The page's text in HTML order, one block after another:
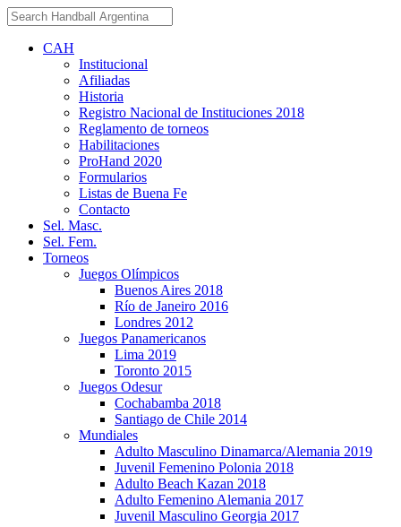
CAH
Institucional
Afiliadas
Historia
Registro Nacional de Instituciones 2018
Reglamento de torneos
Habilitaciones
ProHand 2020
Formularios
Listas de Buena Fe
Contacto
Sel. Masc.
Sel. Fem.
Torneos
Juegos Olímpicos
Buenos Aires 2018
Río de Janeiro 2016
Londres 2012
Juegos Panamericanos
Lima 2019
Toronto 2015
Juegos Odesur
Cochabamba 2018
Santiago de Chile 2014
Mundiales
Adulto Masculino Dinamarca/Alemania 2019
Juvenil Femenino Polonia 2018
Adulto Beach Kazan 2018
Adulto Femenino Alemania 2017
Juvenil Masculino Georgia 2017